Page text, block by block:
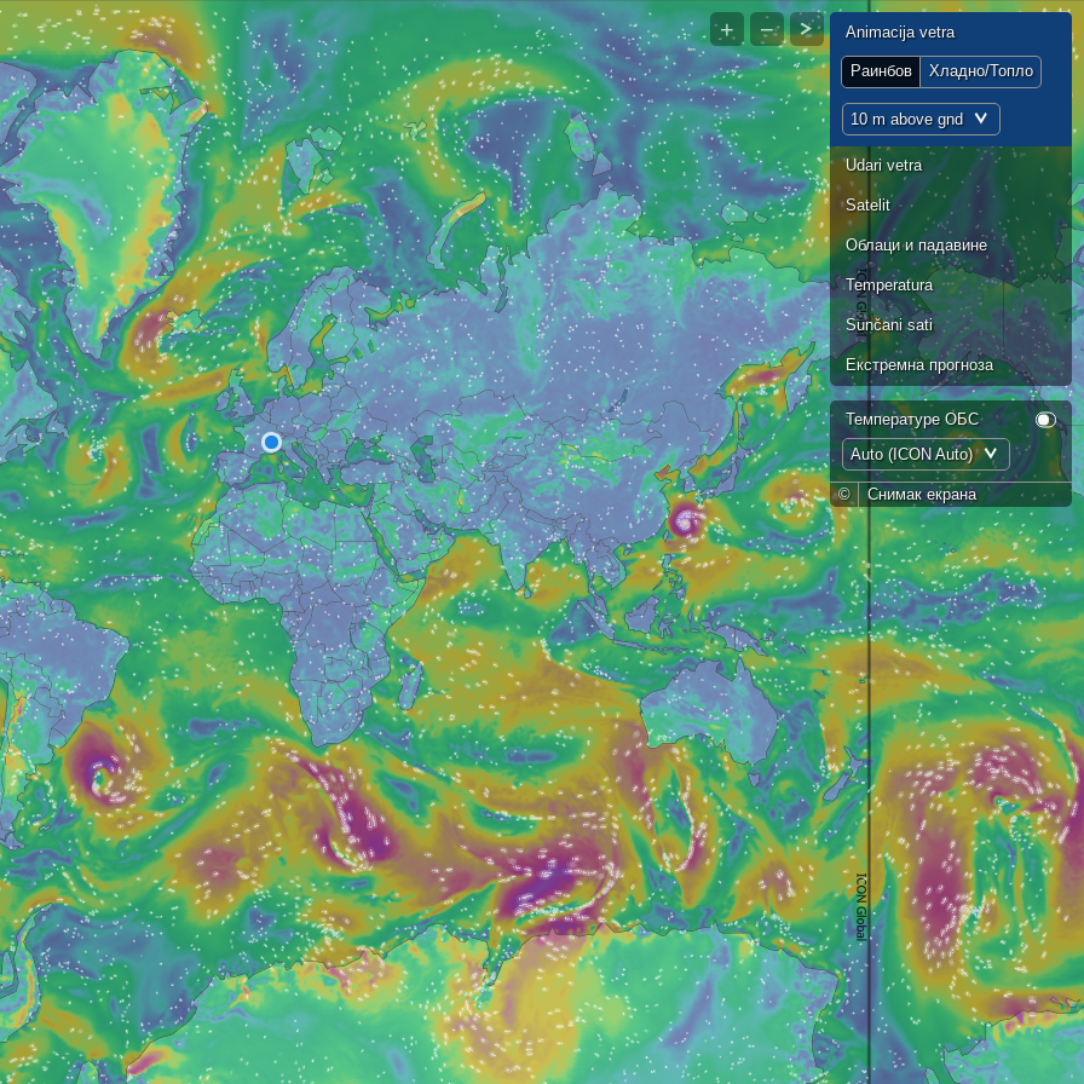
Температуре ОБС
Auto (ICON Auto)
© Снимак екрана
Animacija vetra
Раинбов Хладно/Топло
10 m above gnd
Udari vetra
Satelit
Облаци и падавине
Temperatura
Sunčani sati
Екстремна прогноза
+ −